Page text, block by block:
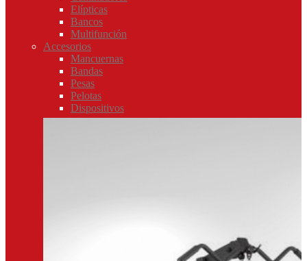
Elípticas
Bancos
Multifunción
Accesorios
Mancuernas
Bandas
Pesas
Pelotas
Dispositivos